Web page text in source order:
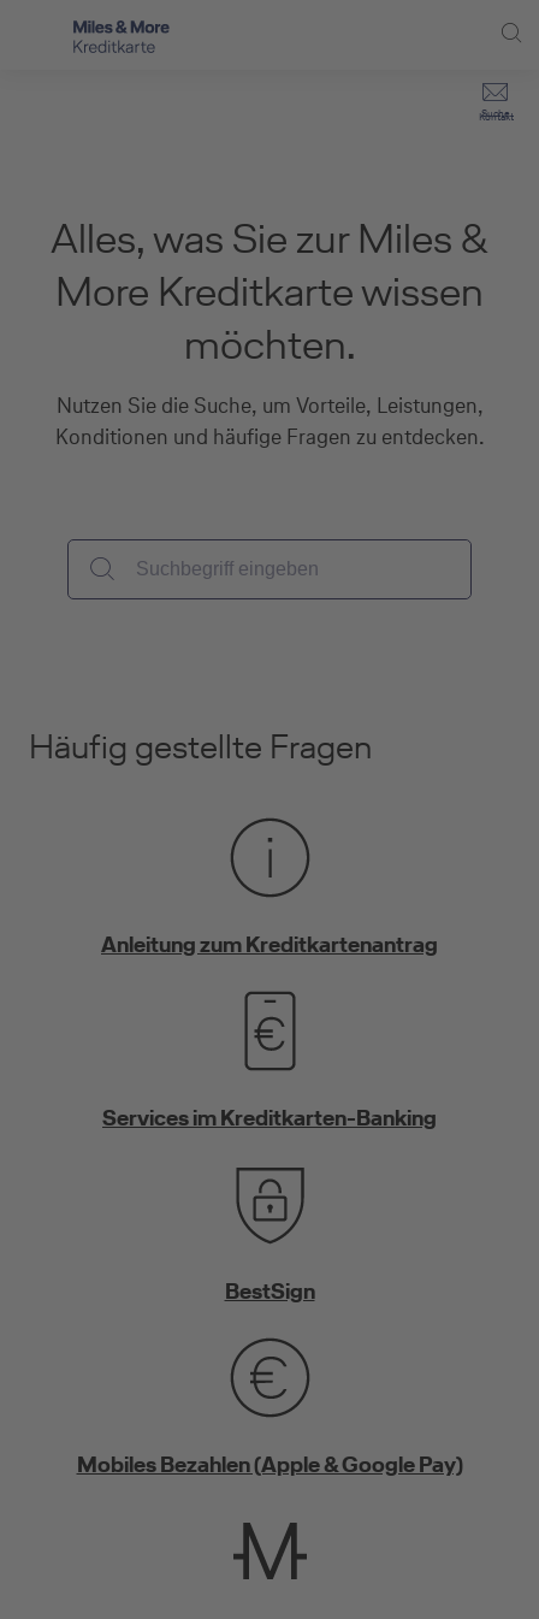
Direkt zum Hauptinhalt (Enter drücken)
Kontakt
Suche
Schritt für Schritt zur neuen Karte
Kreditkarte empfehlen
Kreditkarte beantragen
Alles, was Sie zur Miles &
More Kreditkarte wissen
möchten.
Nutzen Sie die Suche, um Vorteile, Leistungen,
Konditionen und häufige Fragen zu entdecken.
Häufig gestellte Fragen
Anleitung zum Kreditkartenantrag
Services im Kreditkarten-Banking
BestSign
Mobiles Bezahlen (Apple & Google Pay)